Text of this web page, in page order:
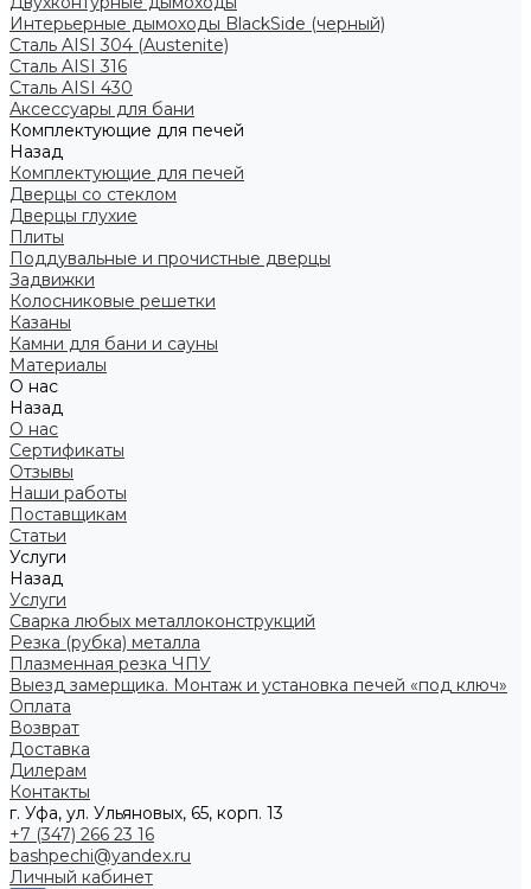
Интерьерные дымоходы BlackSide (черный)
Сталь AISI 304 (Austenite)
Сталь AISI 316
Сталь AISI 430
Аксессуары для бани
Комплектующие для печей
Назад
Комплектующие для печей
Дверцы со стеклом
Дверцы глухие
Плиты
Поддувальные и прочистные дверцы
Задвижки
Колосниковые решетки
Казаны
Камни для бани и сауны
Материалы
О нас
Назад
О нас
Сертификаты
Отзывы
Наши работы
Поставщикам
Статьи
Услуги
Назад
Услуги
Сварка любых металлоконструкций
Резка (рубка) металла
Плазменная резка ЧПУ
Выезд замерщика. Монтаж и установка печей «под ключ»
Оплата
Возврат
Доставка
Дилерам
Контакты
г. Уфа, ул. Ульяновых, 65, корп. 13
+7 (347) 266 23 16
bashpechi@yandex.ru
Личный кабинет